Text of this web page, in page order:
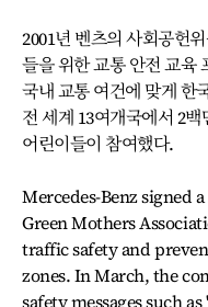
2001년 벤츠의 사회공헌
들을 위한 교통 안전 교육
국내 교통 여건에 맞게 한
전 세계 13여개국에서 2
어린이들이 참여했다.
Mercedes-Benz signed
Green Mothers
traffic safety and
zones. In March, the
safety messages such